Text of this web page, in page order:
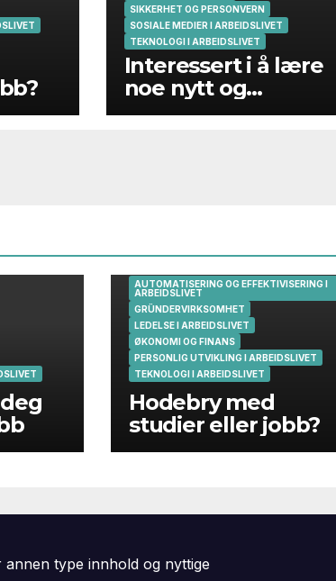
SIKKERHET OG PERSONVERN
SOSIALE MEDIER I ARBEIDSLIVET
TEKNOLOGI I ARBEIDSLIVET
Interessert i å lære
noe nytt og
spennende?
AUTOMATISERING OG EFFEKTIVISERING I
ARBEIDSLIVET
GRÜNDERVIRKSOMHET
LEDELSE I ARBEIDSLIVET
ØKONOMI OG FINANS
PERSONLIG UTVIKLING I ARBEIDSLIVET
TEKNOLOGI I ARBEIDSLIVET
Hodebry med
studier eller jobb?
annen type innhold og nyttige